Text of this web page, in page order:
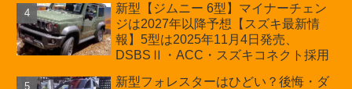
プが争点【スズキ最新情報】特別仕様
車「ZC33S Final Edition」終了
新型【ジムニー 6型】マイナーチェン
ジは2027年以降予想【スズキ最新情
報】5型は2025年11月4日発売、
DSBSⅡ・ACC・スズキコネクト採用
新型フォレスターはひどい？後悔・ダ